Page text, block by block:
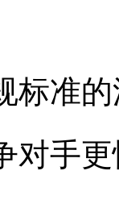
标准
对手